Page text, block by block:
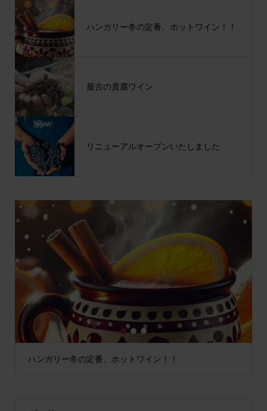
ハンガリー冬の定番、ホットワイン！！
最古の貴腐ワイン
リニューアルオープンいたしました
ハンガリー冬の定番、ホットワイン！！
1 2 3